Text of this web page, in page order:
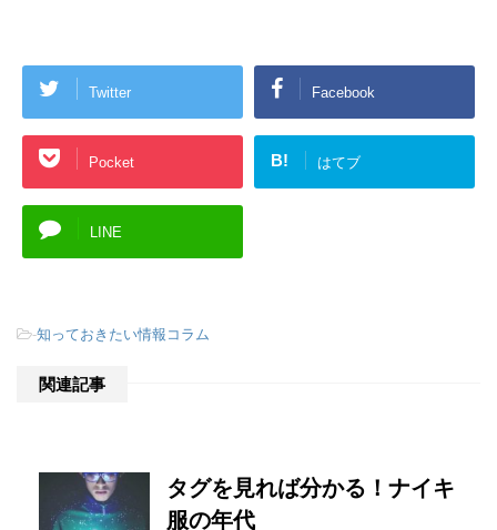
Twitter Facebook
Pocket B! はてブ
LINE
-知っておきたい情報コラム
関連記事
タグを見れば分かる！ナイキ
服の年代